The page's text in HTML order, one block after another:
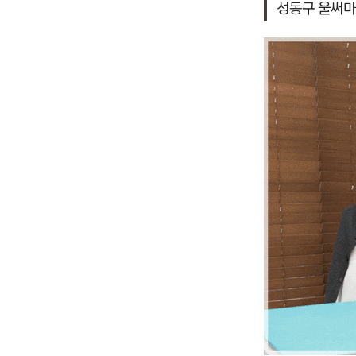
성동구 울써